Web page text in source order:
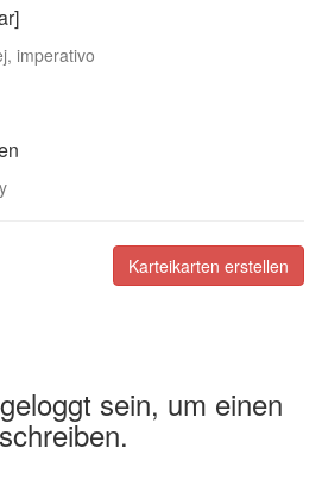
imperativo
Karteikarten erstellen
sein, um einen